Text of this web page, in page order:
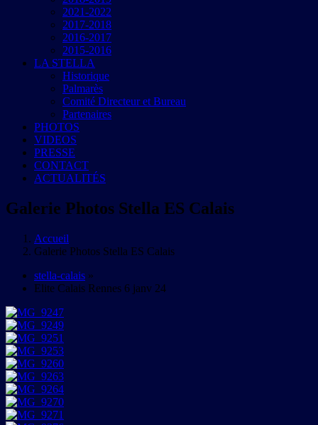
2021-2022
2017-2018
2016-2017
2015-2016
LA STELLA
Historique
Palmarès
Comité Directeur et Bureau
Partenaires
PHOTOS
VIDEOS
PRESSE
CONTACT
ACTUALITÉS
Galerie Photos Stella ES Calais
Accueil
Galerie Photos Stella ES Calais
stella-calais »
Elite Calais Rennes 6 janv 24